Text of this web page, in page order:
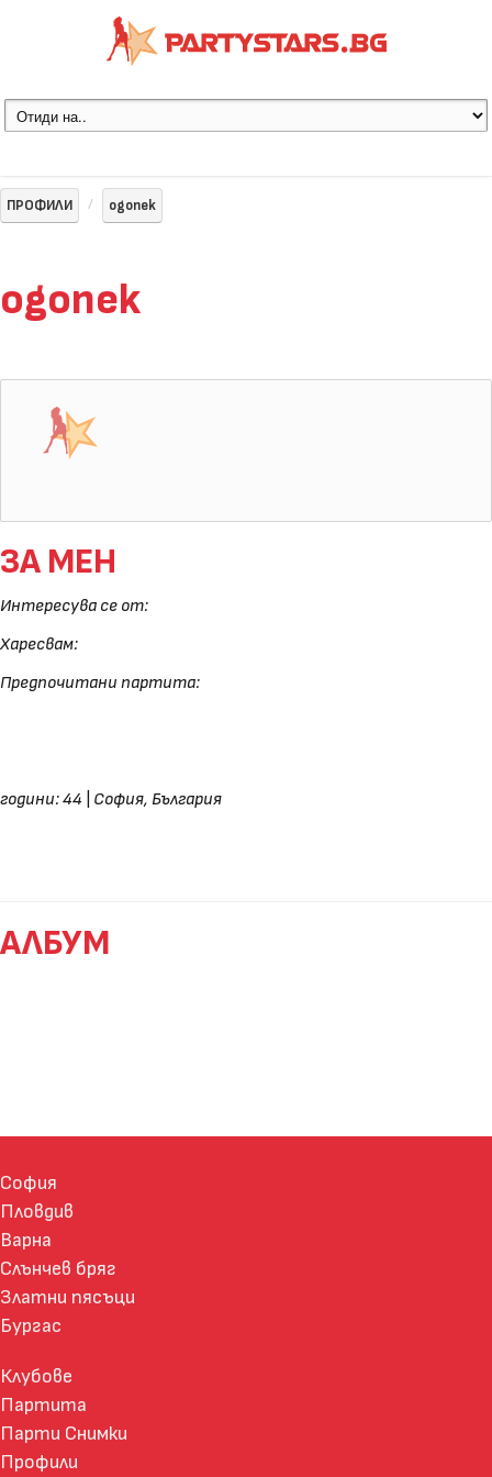
ПРОФИЛИ ogonek
ogonek
ЗА МЕН
Интересува се от:
Харесвам:
Предпочитани партита:
години: 44 София, България
АЛБУМ
София
Пловдив
Варна
Слънчев бряг
Златни пясъци
Бургас
Клубове
Партита
Парти Снимки
Профили